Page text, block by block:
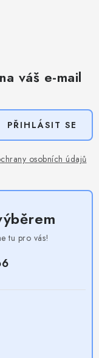
váš e-mail
osobních údajů
PŘIHLÁSIT SE
tu pro vás!